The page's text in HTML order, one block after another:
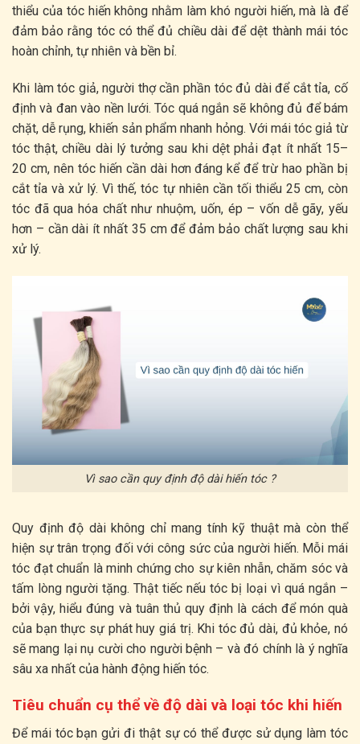
thiểu của tóc hiến không nhằm làm khó người hiến, mà là để
đảm bảo rằng tóc có thể đủ chiều dài để dệt thành mái tóc
hoàn chỉnh, tự nhiên và bền bỉ.
Khi làm tóc giả, người thợ cần phần tóc đủ dài để cắt tỉa, cố
định và đan vào nền lưới. Tóc quá ngắn sẽ không đủ để bám
chặt, dễ rụng, khiến sản phẩm nhanh hỏng. Với mái tóc giả từ
tóc thật, chiều dài lý tưởng sau khi dệt phải đạt ít nhất 15–
20 cm, nên tóc hiến cần dài hơn đáng kể để trừ hao phần bị
cắt tỉa và xử lý. Vì thế, tóc tự nhiên cần tối thiểu 25 cm, còn
tóc đã qua hóa chất như nhuộm, uốn, ép – vốn dễ gãy, yếu
hơn – cần dài ít nhất 35 cm để đảm bảo chất lượng sau khi
xử lý.
Vì sao cần quy định độ dài hiến tóc ?
Quy định độ dài không chỉ mang tính kỹ thuật mà còn thể
hiện sự trân trọng đối với công sức của người hiến. Mỗi mái
tóc đạt chuẩn là minh chứng cho sự kiên nhẫn, chăm sóc và
tấm lòng người tặng. Thật tiếc nếu tóc bị loại vì quá ngắn –
bởi vậy, hiểu đúng và tuân thủ quy định là cách để món quà
của bạn thực sự phát huy giá trị. Khi tóc đủ dài, đủ khỏe, nó
sẽ mang lại nụ cười cho người bệnh – và đó chính là ý nghĩa
sâu xa nhất của hành động hiến tóc.
Tiêu chuẩn cụ thể về độ dài và loại tóc khi hiến
Để mái tóc bạn gửi đi thật sự có thể được sử dụng làm tóc